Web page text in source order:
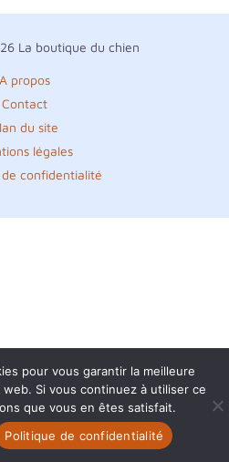
La boutique du chien
A propos
Contact
du site
légales
confidentialité
pour vous garantir la meilleure
Si vous continuez à utiliser ce
que vous en êtes satisfait.
Politique de confidentialité